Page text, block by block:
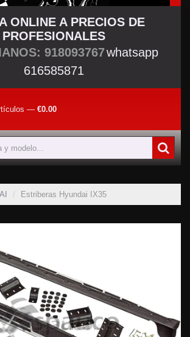
TIENDA TUNING
ONLINE A PRECIOS DE
PROFESIONALES
918093767whatsapp
616585871
— €0.00
Estriberas Hyundai IX35